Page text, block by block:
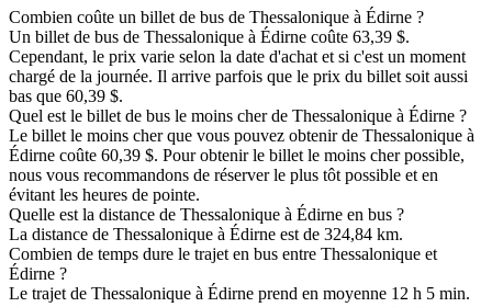
Combien coûte un billet de bus de Thessalonique à Édirne ?
Un billet de bus de Thessalonique à Édirne coûte 63,39 $.
Cependant, le prix varie selon la date d'achat et si c'est un moment
chargé de la journée. Il arrive parfois que le prix du billet soit aussi
bas que 60,39 $.
Quel est le billet de bus le moins cher de Thessalonique à Édirne ?
Le billet le moins cher que vous pouvez obtenir de Thessalonique à
Édirne coûte 60,39 $. Pour obtenir le billet le moins cher possible,
nous vous recommandons de réserver le plus tôt possible et en
évitant les heures de pointe.
Quelle est la distance de Thessalonique à Édirne en bus ?
La distance de Thessalonique à Édirne est de 324,84 km.
Combien de temps dure le trajet en bus entre Thessalonique et
Édirne ?
Le trajet de Thessalonique à Édirne prend en moyenne 12 h 5 min.